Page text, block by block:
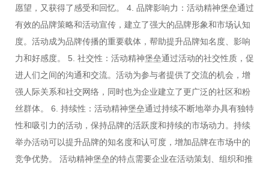
愿望，又获得了感受和回忆。 4. 品牌影响力：活动精神堡垒通过
有效的品牌策略和活动宣传，建立了强大的品牌形象和市场认知
度。活动成为品牌传播的重要载体，帮助提升品牌知名度、影响
力和好感度。 5. 社交性：活动精神堡垒通过活动的社交性质，促
进人们之间的沟通和交流。活动为参与者提供了交流的机会，增
强人际关系和社交网络，同时也为企业建立了更广泛的社区和粉
丝群体。 6. 持续性：活动精神堡垒通过持续不断地举办具有独特
性和吸引力的活动，保持品牌的活跃度和持续的市场动力。持续
举办活动可以提升品牌的知名度和认可度，增加品牌在市场中的
竞争优势。 活动精神堡垒的特点需要企业在活动策划、组织和推